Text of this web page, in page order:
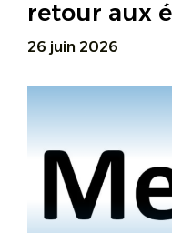
retour aux
26 juin 2026